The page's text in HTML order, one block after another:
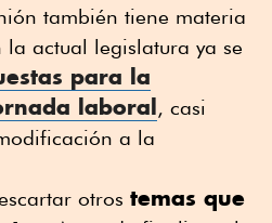
también tiene materia
actual legislatura ya se
para la
laboral, casi
a la
otros temas que